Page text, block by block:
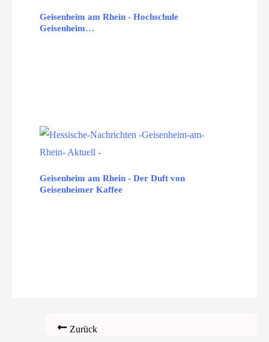
Geisenheim am Rhein - Hochschule
Geisenheim…
Geisenheim am Rhein - Der Duft von
Geisenheimer Kaffee
Zurück